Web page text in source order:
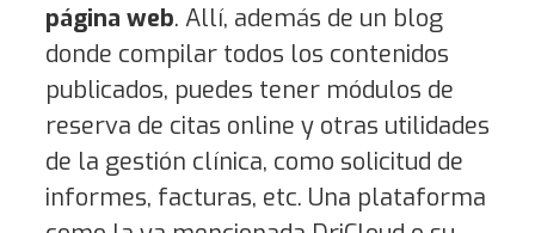
página web. Allí, además de un blog
donde compilar todos los contenidos
publicados, puedes tener módulos de
reserva de citas online y otras utilidades
de la gestión clínica, como solicitud de
informes, facturas, etc. Una plataforma